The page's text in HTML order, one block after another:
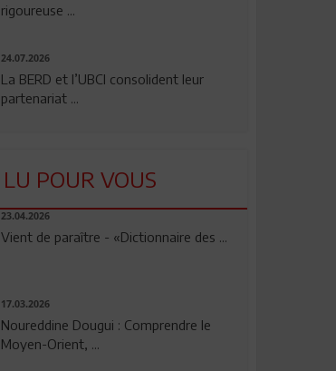
rigoureuse ...
24.07.2026
La BERD et l’UBCI consolident leur
partenariat ...
LU POUR VOUS
23.04.2026
Vient de paraître - «Dictionnaire des ...
17.03.2026
Noureddine Dougui : Comprendre le
Moyen-Orient, ...